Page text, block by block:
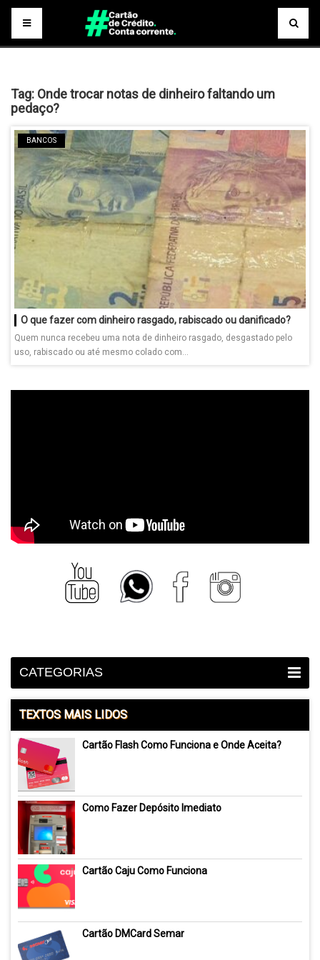
Tag: Onde trocar notas de dinheiro faltando um
pedaço?
BANCOS
O que fazer com dinheiro rasgado, rabiscado ou danificado?
Quem nunca recebeu uma nota de dinheiro rasgado, desgastado pelo
uso, rabiscado ou até mesmo colado com...
CATEGORIAS
TEXTOS MAIS LIDOS
Cartão Flash Como Funciona e Onde Aceita?
Como Fazer Depósito Imediato
Cartão Caju Como Funciona
Cartão DMCard Semar